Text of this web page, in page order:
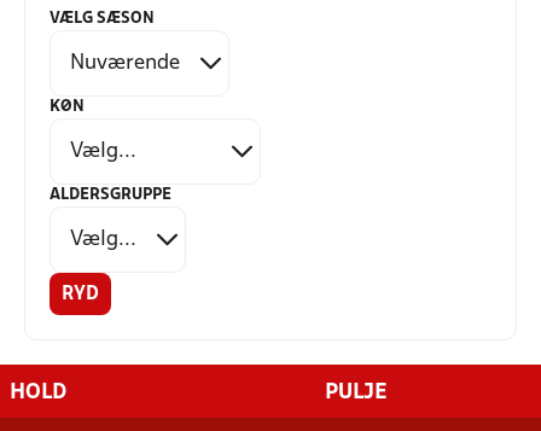
VÆLG SÆSON
KØN
ALDERSGRUPPE
RYD
HOLD PULJE